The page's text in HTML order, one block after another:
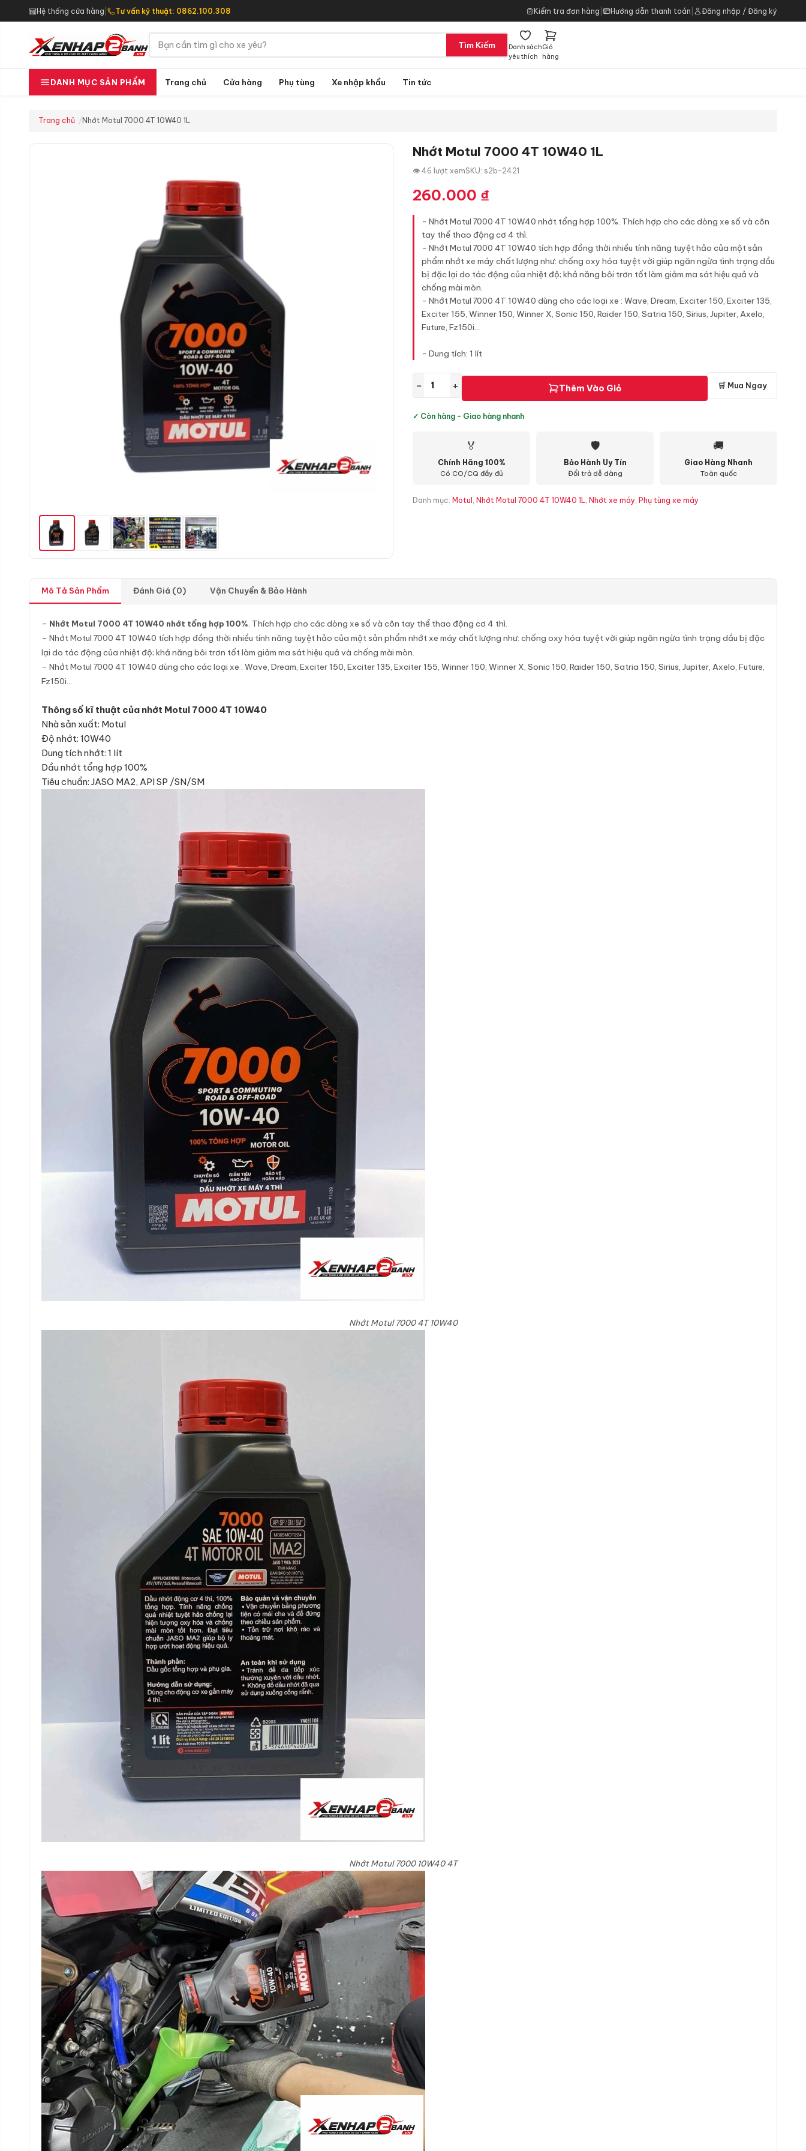
Hệ thống cửa hàng Tư vấn kỹ thuật: 0862.100.308 Kiểm tra đơn hàng Hướng dẫn thanh toán Đăng nhập / Đăng ký
Tìm Kiếm
Danh sách
yêu thích
Giỏ
hàng
DANH MỤC SẢN PHẨM Trang chủ Cửa hàng Phụ tùng Xe nhập khẩu Tin tức
Trang chủ Nhớt Motul 7000 4T 10W40 1L
Nhớt Motul 7000 4T 10W40 1L
👁 46 lượt xemSKU: s2b-2421
260.000 ₫
- Nhớt Motul 7000 4T 10W40 nhớt tổng hợp 100%. Thích hợp cho các dòng xe số và côn
tay thể thao động cơ 4 thì.
- Nhớt Motul 7000 4T 10W40 tích hợp đồng thời nhiều tính năng tuyệt hảo của một sản
phẩm nhớt xe máy chất lượng như: chống oxy hóa tuyệt vời giúp ngăn ngừa tình trạng dầu
bị đặc lại do tác động của nhiệt độ; khả năng bôi trơn tốt làm giảm ma sát hiệu quả và
chống mài mòn.
- Nhớt Motul 7000 4T 10W40 dùng cho các loại xe : Wave, Dream, Exciter 150, Exciter 135,
Exciter 155, Winner 150, Winner X, Sonic 150, Raider 150, Satria 150, Sirius, Jupiter, Axelo,
Future, Fz150i...
- Dung tích: 1 lít
− + Thêm Vào Giỏ 🛒 Mua Ngay
✓ Còn hàng - Giao hàng nhanh
🏅
Chính Hãng 100%
Có CO/CQ đầy đủ
🛡
Bảo Hành Uy Tín
Đổi trả dễ dàng
🚚
Giao Hàng Nhanh
Toàn quốc
Danh mục: Motul , Nhớt Motul 7000 4T 10W40 1L, Nhớt xe máy, Phụ tùng xe máy
Mô Tả Sản Phẩm Đánh Giá (0) Vận Chuyển & Bảo Hành
– Nhớt Motul 7000 4T 10W40 nhớt tổng hợp 100%. Thích hợp cho các dòng xe số và côn tay thể thao động cơ 4 thì.
– Nhớt Motul 7000 4T 10W40 tích hợp đồng thời nhiều tính năng tuyệt hảo của một sản phẩm nhớt xe máy chất lượng như: chống oxy hóa tuyệt vời giúp ngăn ngừa tình trạng dầu bị đặc
lại do tác động của nhiệt độ; khả năng bôi trơn tốt làm giảm ma sát hiệu quả và chống mài mòn.
– Nhớt Motul 7000 4T 10W40 dùng cho các loại xe : Wave, Dream, Exciter 150, Exciter 135, Exciter 155, Winner 150, Winner X, Sonic 150, Raider 150, Satria 150, Sirius, Jupiter, Axelo, Future,
Fz150i…
Thông số kĩ thuật của nhớt Motul 7000 4T 10W40
Nhà sản xuất: Motul
Độ nhớt: 10W40
Dung tích nhớt: 1 lít
Dầu nhớt tổng hợp 100%
Tiêu chuẩn: JASO MA2, API SP /SN/SM
Nhớt Motul 7000 4T 10W40
Nhớt Motul 7000 10W40 4T